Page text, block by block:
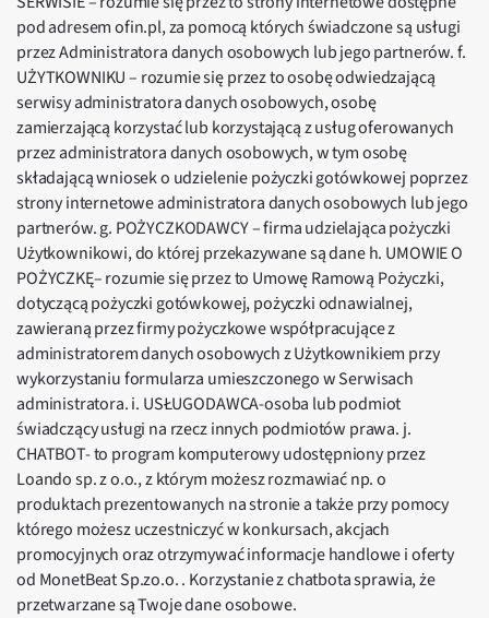
pod adresem ofin.pl, za pomocą których świadczone są usługi
przez Administratora danych osobowych lub jego partnerów. f.
UŻYTKOWNIKU – rozumie się przez to osobę odwiedzającą
serwisy administratora danych osobowych, osobę
zamierzającą korzystać lub korzystającą z usług oferowanych
przez administratora danych osobowych, w tym osobę
składającą wniosek o udzielenie pożyczki gotówkowej poprzez
strony internetowe administratora danych osobowych lub jego
partnerów. g. POŻYCZKODAWCY – firma udzielająca pożyczki
Użytkownikowi, do której przekazywane są dane h. UMOWIE O
POŻYCZKĘ– rozumie się przez to Umowę Ramową Pożyczki,
dotyczącą pożyczki gotówkowej, pożyczki odnawialnej,
zawieraną przez firmy pożyczkowe współpracujące z
administratorem danych osobowych z Użytkownikiem przy
wykorzystaniu formularza umieszczonego w Serwisach
administratora. i. USŁUGODAWCA-osoba lub podmiot
świadczący usługi na rzecz innych podmiotów prawa. j.
CHATBOT- to program komputerowy udostępniony przez
Loando sp. z o.o., z którym możesz rozmawiać np. o
produktach prezentowanych na stronie a także przy pomocy
którego możesz uczestniczyć w konkursach, akcjach
promocyjnych oraz otrzymywać informacje handlowe i oferty
od MonetBeat Sp.zo.o. . Korzystanie z chatbota sprawia, że
przetwarzane są Twoje dane osobowe.